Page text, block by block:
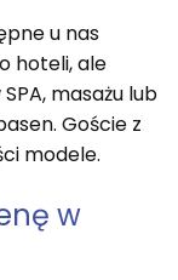
u nas
hoteli, ale
masażu lub
Goście z
modele.
w